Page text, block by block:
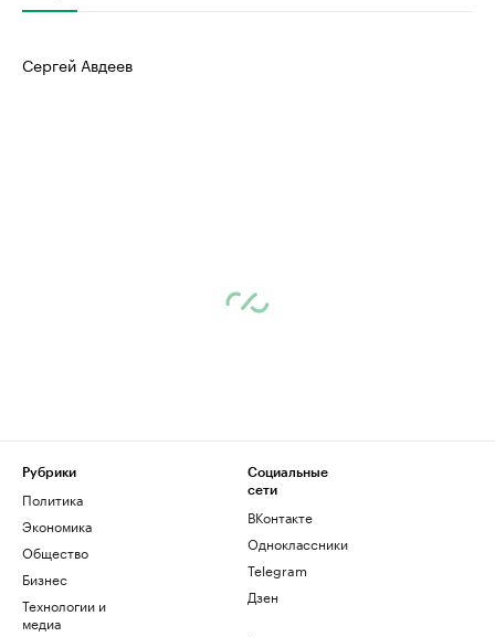
Сергей Авдеев
Рубрики
Политика
Экономика
Общество
Бизнес
Технологии и
медиа
Социальные
сети
ВКонтакте
Одноклассники
Telegram
Дзен